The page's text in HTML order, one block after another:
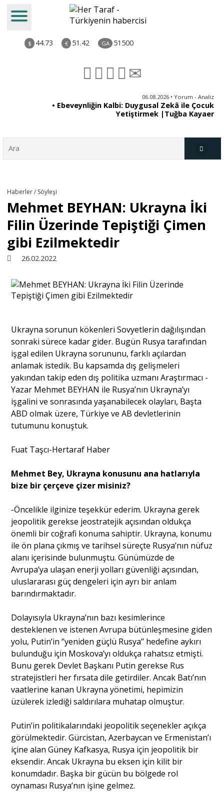
$ 44.73 € 51.42 GA 51500
06.08.2026 • Yorum - Analiz
• Ebeveynliğin Kalbi: Duygusal Zekâ ile Çocuk
Yetiştirmek |Tuğba Kayaer
Derkenar
Sivil Toplum
Kültür - Sanat
Dünya
Yorum - Analiz
Söyleşi
Yazı Dizisi
Portre
Yazarlar
Eğitim
Ankara Analiz
Sağlık
Haberler / Söyleşi
Mehmet BEYHAN: Ukrayna İki
Filin Üzerinde Tepiştiği Çimen
gibi Ezilmektedir
26.02.2022
Ukrayna sorunun kökenleri Sovyetlerin dağılışından
sonraki sürece kadar gider. Bugün Rusya tarafından
işgal edilen Ukrayna sorununu, farklı açılardan
anlamak istedik. Bu kapsamda dış gelişmeleri
yakından takip eden dış politika uzmanı Araştırmacı -
Yazar Mehmet BEYHAN ile Rusya’nın Ukrayna’yı
işgalini ve sonrasında yaşanabilecek olayları, Başta
ABD olmak üzere, Türkiye ve AB devletlerinin
tutumunu konuştuk.
Fuat Taşcı-Hertaraf Haber
Mehmet Bey, Ukrayna konusunu ana hatlarıyla
bize bir çerçeve çizer misiniz?
-Öncelikle ilginize teşekkür ederim. Ukrayna gerek
jeopolitik gerekse jeostratejik açısından oldukça
önemli bir coğrafi konuma sahiptir. Ukrayna, konumu
ile ön plana çıkmış ve tarihsel süreçte Rusya’nın nüfuz
alanı içerisinde bulunmuştu. Günümüzde de
Avrupa’ya ulaşan enerji yolları güvenliği açısından,
uluslararası güç dengeleri için ayrı bir anlam
barındırmaktadır.
Dolayısıyla Ukrayna’nın bazı kesimlerince
desteklenen ve istenen Avrupa bütünleşmesine giden
yolu, Putin’in ‘’yeniden güçlü Rusya’’ hedefine aykırı
bulunduğu için Moskova’yı oldukça rahatsız etmişti.
Bunu gerek Devlet Başkanı Putin gerekse Rus
stratejistleri her fırsata dile getirdiler. Ancak Batı’nın
vaatlerine kanan Ukrayna yönetimi, hepimizin
üzülerek izlediği saldırılara muhatap olmuştur.
Putin’in politikalarındaki jeopolitik seçenekler açıkça
görülmektedir. Gürcistan, Azerbaycan ve Ermenistan’ı
içine alan Güney Kafkasya, Rusya için jeopolitik bir
eksendir. Ancak Ukrayna bu eksen için kilit bir
konumdadır. Başka bir gücün bu bölgede rol
oynaması Rusya’nın işine gelmez.